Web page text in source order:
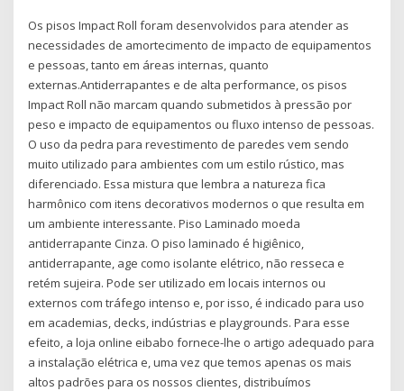
Os pisos Impact Roll foram desenvolvidos para atender as
necessidades de amortecimento de impacto de equipamentos
e pessoas, tanto em áreas internas, quanto
externas.Antiderrapantes e de alta performance, os pisos
Impact Roll não marcam quando submetidos à pressão por
peso e impacto de equipamentos ou fluxo intenso de pessoas.
O uso da pedra para revestimento de paredes vem sendo
muito utilizado para ambientes com um estilo rústico, mas
diferenciado. Essa mistura que lembra a natureza fica
harmônico com itens decorativos modernos o que resulta em
um ambiente interessante. Piso Laminado moeda
antiderrapante Cinza. O piso laminado é higiênico,
antiderrapante, age como isolante elétrico, não resseca e
retém sujeira. Pode ser utilizado em locais internos ou
externos com tráfego intenso e, por isso, é indicado para uso
em academias, decks, indústrias e playgrounds. Para esse
efeito, a loja online eibabo fornece-lhe o artigo adequado para
a instalação elétrica e, uma vez que temos apenas os mais
altos padrões para os nossos clientes, distribuímos